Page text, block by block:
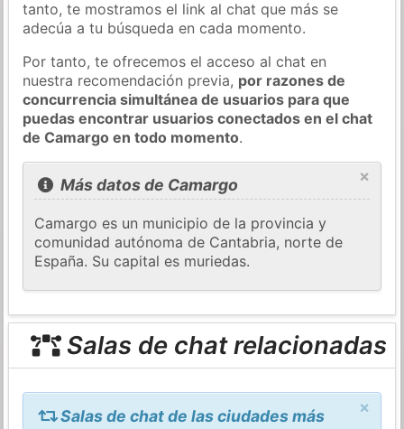
tanto, te mostramos el link al chat que más se
adecúa a tu búsqueda en cada momento.
Por tanto, te ofrecemos el acceso al chat en
nuestra recomendación previa, por razones de
concurrencia simultánea de usuarios para que
puedas encontrar usuarios conectados en el chat
de Camargo en todo momento.
×
Más datos de Camargo
Camargo es un municipio de la provincia y
comunidad autónoma de Cantabria, norte de
España. Su capital es muriedas.
Salas de chat relacionadas
×
Salas de chat de las ciudades más